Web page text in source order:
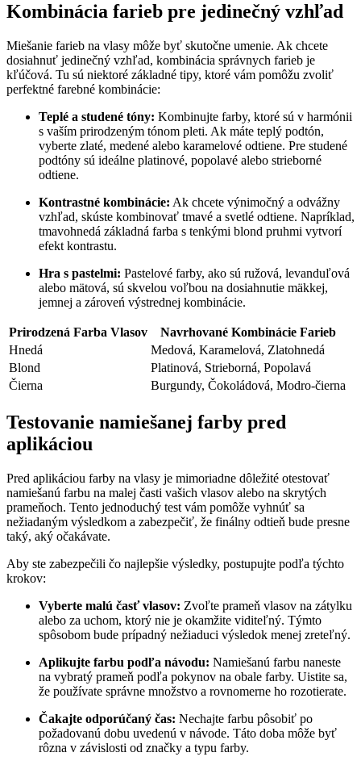
Kombinácia farieb pre jedinečný vzhľad
Miešanie farieb na vlasy môže byť skutočne umenie. Ak chcete
dosiahnuť jedinečný vzhľad, kombinácia správnych farieb je
kľúčová. Tu sú niektoré základné tipy, ktoré vám pomôžu zvoliť
perfektné farebné kombinácie:
Teplé a studené tóny: Kombinujte farby, ktoré sú v harmónii
s vaším prirodzeným tónom pleti. Ak máte teplý podtón,
vyberte zlaté, medené alebo karamelové odtiene. Pre studené
podtóny sú ideálne platinové, popolavé alebo strieborné
odtiene.
Kontrastné kombinácie: Ak chcete výnimočný a odvážny
vzhľad, skúste kombinovať tmavé a svetlé odtiene. Napríklad,
tmavohnedá základná farba s tenkými blond pruhmi vytvorí
efekt kontrastu.
Hra s pastelmi: Pastelové farby, ako sú ružová, levanduľová
alebo mätová, sú skvelou voľbou na dosiahnutie mäkkej,
jemnej a zároveń výstrednej kombinácie.
Prirodzená Farba Vlasov
Navrhované Kombinácie Farieb
Hnedá
Medová, Karamelová, Zlatohnedá
Blond
Platinová, Strieborná, Popolavá
Čierna
Burgundy, Čokoládová, Modro-čierna
Testovanie namiešanej farby pred
aplikáciou
Pred aplikáciou farby na vlasy je mimoriadne dôležité otestovať
namiešanú farbu na malej časti vašich vlasov alebo na skrytých
prameňoch. Tento jednoduchý test vám pomôže vyhnúť sa
nežiadaným výsledkom a zabezpečiť, že finálny odtieň bude presne
taký, aký očakávate.
Aby ste zabezpečili čo najlepšie výsledky, postupujte podľa týchto
krokov:
Vyberte malú časť vlasov: Zvoľte prameň vlasov na zátylku
alebo za uchom, ktorý nie je okamžite viditeľný. Týmto
spôsobom bude prípadný nežiaduci výsledok menej zreteľný.
Aplikujte farbu podľa návodu: Namiešanú farbu naneste
na vybratý prameň podľa pokynov na obale farby. Uistite sa,
že používate správne množstvo a rovnomerne ho rozotierate.
Čakajte odporúčaný čas: Nechajte farbu pôsobiť po
požadovanú dobu uvedenú v návode. Táto doba môže byť
rôzna v závislosti od značky a typu farby.